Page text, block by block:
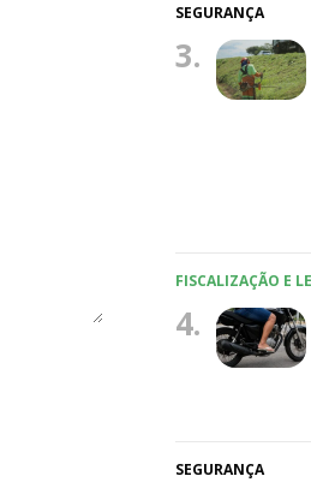
SEGURANÇA
3.
FISCALIZAÇÃO E
4.
SEGURANÇA